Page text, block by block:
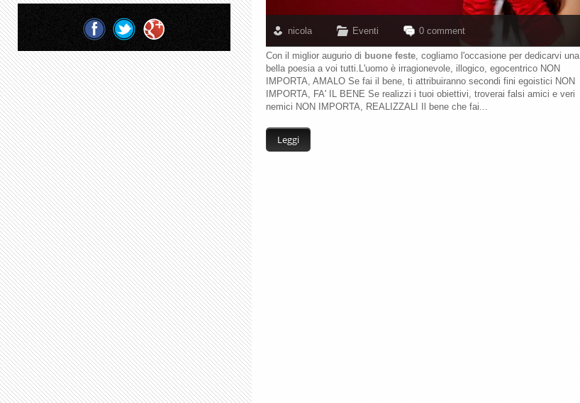
nicola Eventi 0 comment
Con il miglior augurio di buone feste, cogliamo l'occasione per dedicarvi una
bella poesia a voi tutti.L'uomo è irragionevole, illogico, egocentrico NON
IMPORTA, AMALO Se fai il bene, ti attribuiranno secondi fini egoistici NON
IMPORTA, FA' IL BENE Se realizzi i tuoi obiettivi, troverai falsi amici e veri
nemici NON IMPORTA, REALIZZALI Il bene che fai...
Leggi